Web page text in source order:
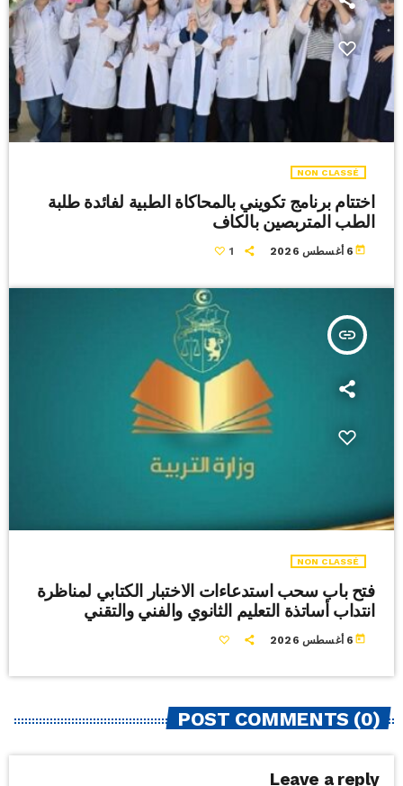
NON CLASSÉ
اختتام برنامج تكويني بالمحاكاة الطبية لفائدة طلبة
الطب المتربصين بالكاف
today 6 أغسطس 2026 1
insert_link
NON CLASSÉ
فتح باب سحب استدعاءات الاختبار الكتابي لمناظرة
انتداب أساتذة التعليم الثانوي والفني والتقني
today 6 أغسطس 2026
POST COMMENTS (0)
Leave a reply